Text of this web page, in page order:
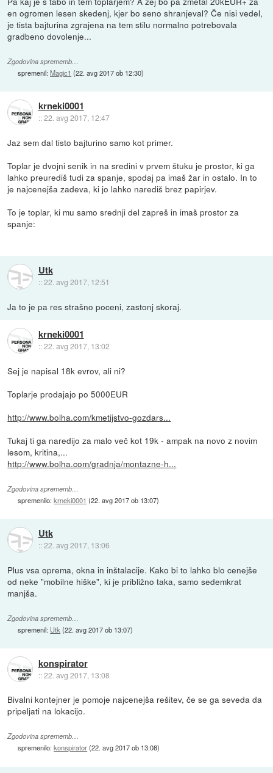
en ogromen lesen skedenj, kjer bo seno shranjeval? Če nisi vedel,
je tista bajturina zgrajena na tem stilu normalno potrebovala
gradbeno dovolenje...
Zgodovina sprememb…
spremenil:Magic1 (22. avg 2017 ob 12:30)
krneki0001
::22. avg 2017, 12:47
Jaz sem dal tisto bajturino samo kot primer.
Toplar je dvojni senik in na sredini v prvem štuku je prostor, ki ga
lahko preurediš tudi za spanje, spodaj pa imaš žar in ostalo. In to
je najcenejša zadeva, ki jo lahko narediš brez papirjev.
To je toplar, ki mu samo srednji del zapreš in imaš prostor za
spanje:
Utk
::22. avg 2017, 12:51
Ja to je pa res strašno poceni, zastonj skoraj.
krneki0001
::22. avg 2017, 13:02
Sej je napisal 18k evrov, ali ni?
Toplarje prodajajo po 5000EUR
http://www.bolha.com/kmetijstvo-gozdars...
Tukaj ti ga naredijo za malo več kot 19k - ampak na novo z novim
lesom, kritina,...
http://www.bolha.com/gradnja/montazne-h...
Zgodovina sprememb…
spremenilo:krneki0001 (22. avg 2017 ob 13:07)
Utk
::22. avg 2017, 13:06
Plus vsa oprema, okna in inštalacije. Kako bi to lahko blo cenejše
od neke "mobilne hiške", ki je približno taka, samo sedemkrat
manjša.
Zgodovina sprememb…
spremenil: Utk(22. avg 2017 ob 13:07)
konspirator
::22. avg 2017, 13:08
Bivalni kontejner je pomoje najcenejša rešitev, če se ga seveda da
pripeljati na lokacijo.
Zgodovina sprememb…
spremenilo:konspirator(22. avg 2017 ob 13:08)